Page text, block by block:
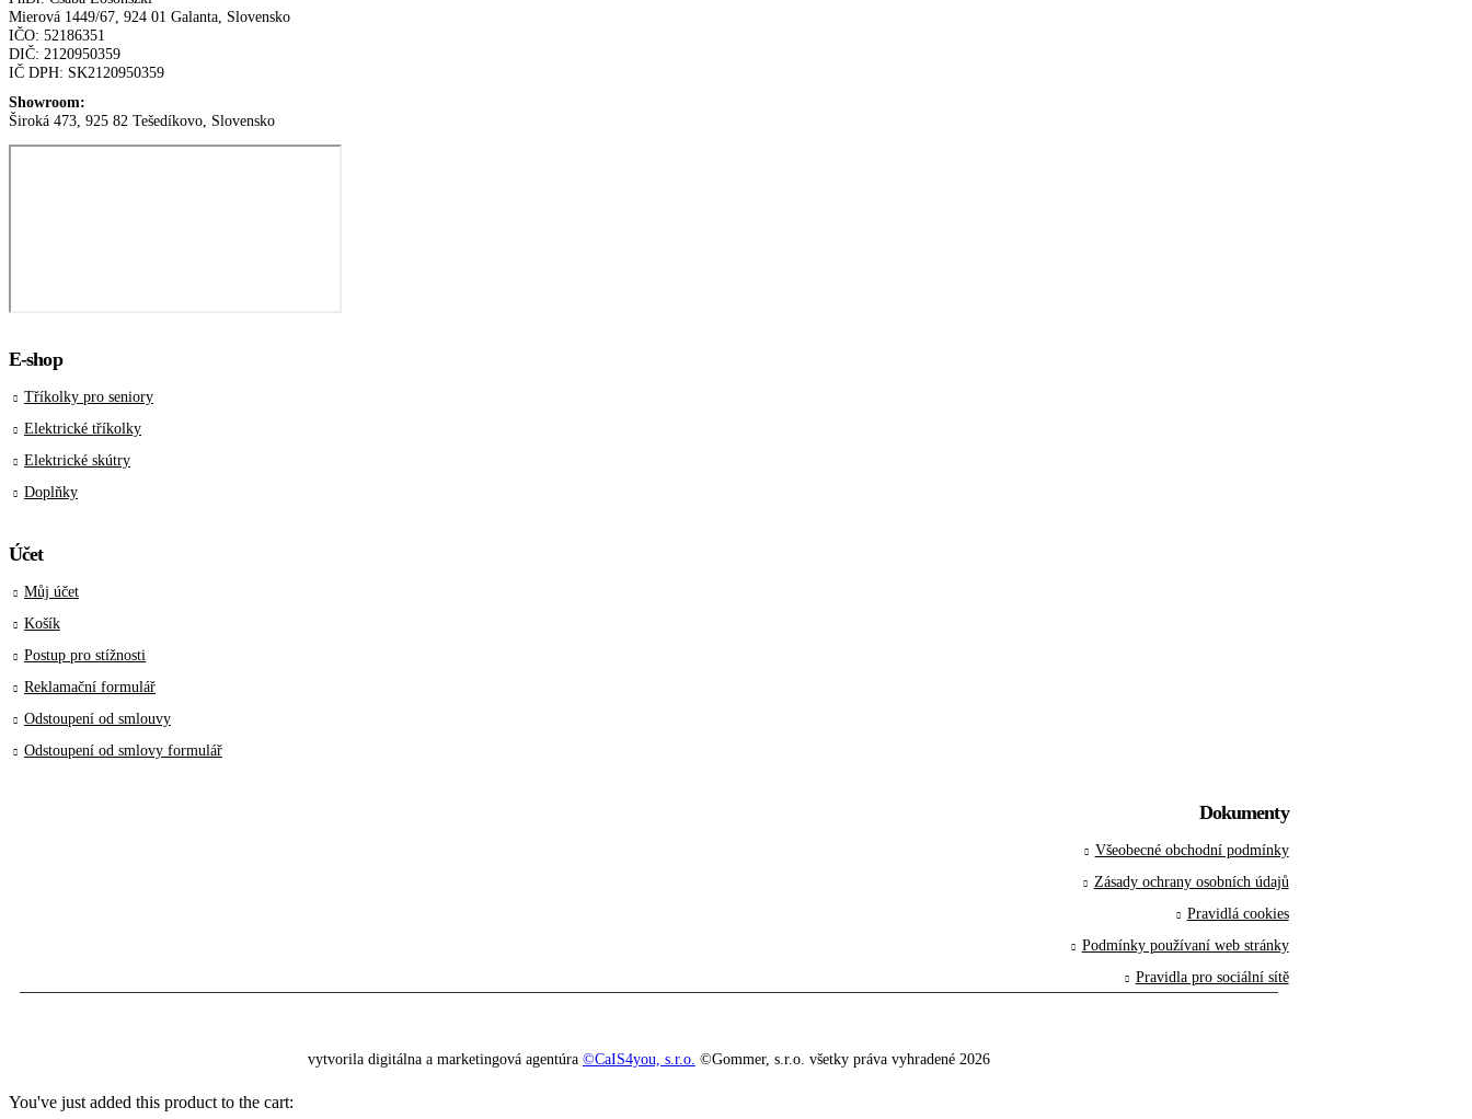
Mierová 1449/67, 924 01 Galanta, Slovensko
IČO: 52186351
DIČ: 2120950359
IČ DPH: SK2120950359
Showroom:
Široká 473, 925 82 Tešedíkovo, Slovensko
E-shop
Tříkolky pro seniory
Elektrické tříkolky
Elektrické skútry
Doplňky
Účet
Můj účet
Košík
Postup pro stížnosti
Reklamační formulář
Odstoupení od smlouvy
Odstoupení od smlovy formulář
Dokumenty
Všeobecné obchodní podmínky
Zásady ochrany osobních údajů
Pravidlá cookies
Podmínky používaní web stránky
Pravidla pro sociální sítě
vytvorila digitálna a marketingová agentúra ©CaIS4you, s.r.o. ©Gommer, s.r.o. všetky práva vyhradené 2026
You've just added this product to the cart: